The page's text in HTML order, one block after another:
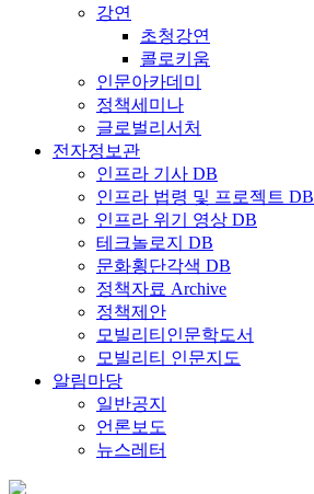
강연
초청강연
콜로키움
인문아카데미
정책세미나
글로벌리서처
전자정보관
인프라 기사 DB
인프라 법령 및 프로젝트 DB
인프라 위기 영상 DB
테크놀로지 DB
문화횡단각색 DB
정책자료 Archive
정책제안
모빌리티인문학도서
모빌리티 인문지도
알림마당
일반공지
언론보도
뉴스레터